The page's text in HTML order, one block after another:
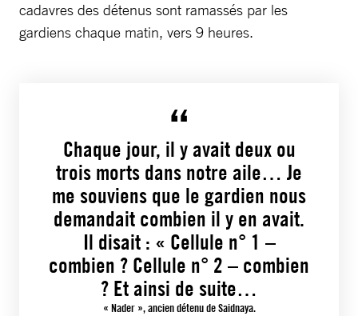
cadavres des détenus sont ramassés par les
gardiens chaque matin, vers 9 heures.
Chaque jour, il y avait deux ou
trois morts dans notre aile… Je
me souviens que le gardien nous
demandait combien il y en avait.
Il disait : « Cellule n° 1 –
combien ? Cellule n° 2 – combien
? Et ainsi de suite…
« Nader », ancien détenu de Saidnaya.